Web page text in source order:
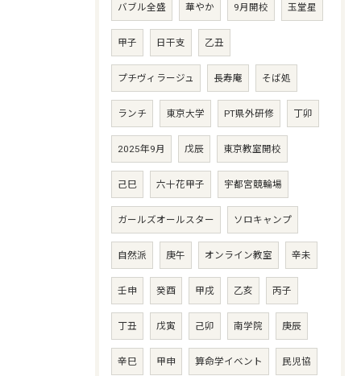
バブル全盛 華やか 9月開校 玉堂星
甲子 日干支 乙丑
プチヴィラージュ 長寿庵 そば処
ランチ 東京大学 PT県外研修 丁卯
2025年9月 戊辰 東京教室開校
己巳 六十花甲子 宇都宮競輪場
ガールズオールスター ソロキャンプ
自然派 庚午 オンライン教室 辛未
壬申 癸酉 甲戌 乙亥 丙子
丁丑 戊寅 己卯 南学院 庚辰
辛巳 甲申 算命学イベント 民児協